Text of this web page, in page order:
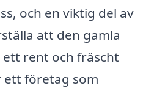
och en viktig del av
att den gamla
rent och fräscht
ett företag som